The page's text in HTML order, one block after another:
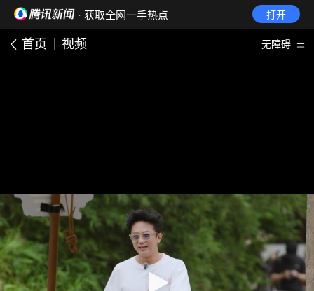
· 获取全网一手热点 打开
首页 视频 无障碍